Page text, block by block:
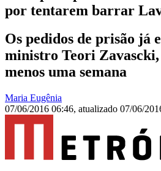
por tentarem barrar
Os pedidos de prisão já
ministro Teori Zavascki,
menos uma semana
Maria Eugênia
07/06/2016 06:46, atualizado 07/06/